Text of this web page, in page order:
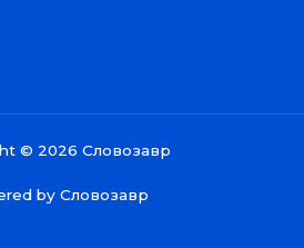
© 2026 Словозавр
by Словозавр